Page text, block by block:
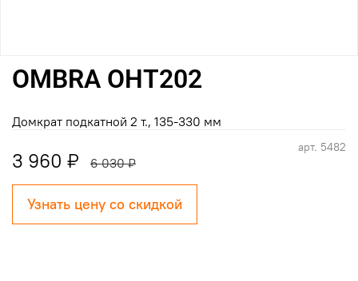
арт. 5482
OMBRA OHT202
3 960 ₽ 6 030 ₽
Узнать цену со скидкой
Домкрат подкатной 2 т., 135-330 мм